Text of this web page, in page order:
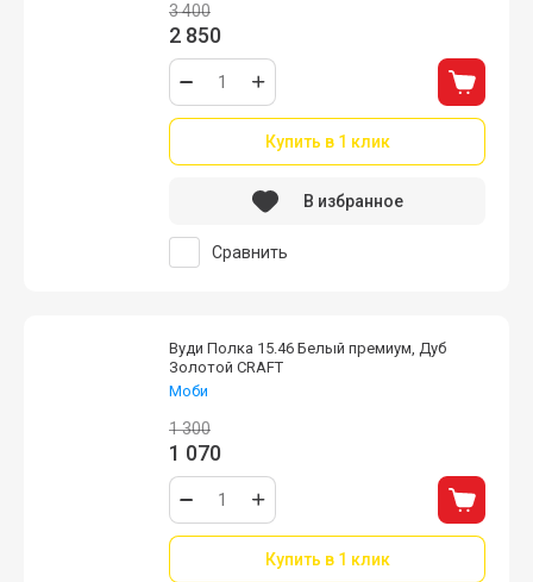
3 400
2 850
Купить в 1 клик
Сравнить
В избранное
Вуди Полка 15.46 Белый премиум, Дуб
Золотой CRAFT
Моби
1 300
1 070
Купить в 1 клик